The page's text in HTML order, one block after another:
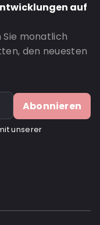
auf
monatlich
den neuesten
Abonnieren
unserer